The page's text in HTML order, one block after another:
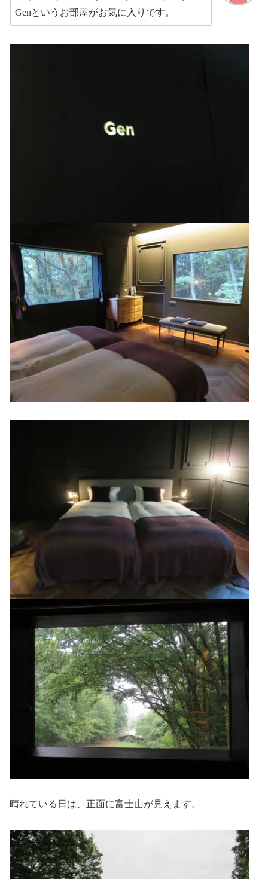
Genというお部屋がお気に入りです。
晴れている日は、正面に富士山が見えます。